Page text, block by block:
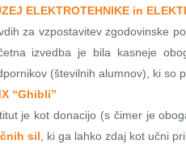
ELEKTROTEHNIKE in
za vzpostavitev zgodovinske
izvedba je bila kasneje
(številnih alumnov), ki so
“Ghibli”
je kot donacijo (s čimer je
sil , ki ga lahko zdaj kot učni